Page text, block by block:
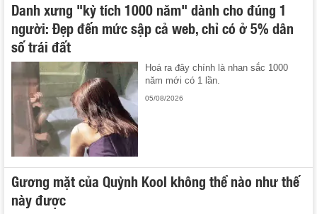
Danh xưng "kỳ tích 1000 năm" dành cho đúng 1
người: Đẹp đến mức sập cả web, chỉ có ở 5% dân
số trái đất
Hoá ra đây chính là nhan sắc 1000
năm mới có 1 lần.
05/08/2026
Gương mặt của Quỳnh Kool không thể nào như thế
này được